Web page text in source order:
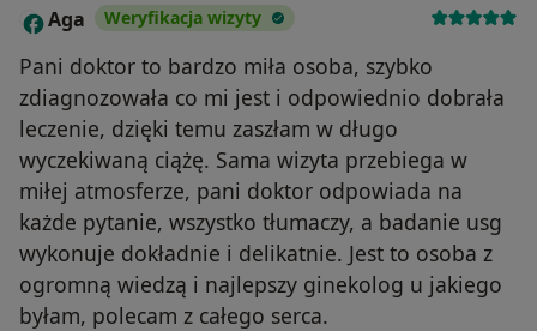
A Aga Weryfikacja wizyty
Pani doktor to bardzo miła osoba, szybko
zdiagnozowała co mi jest i odpowiednio dobrała
leczenie, dzięki temu zaszłam w długo
wyczekiwaną ciążę. Sama wizyta przebiega w
miłej atmosferze, pani doktor odpowiada na
każde pytanie, wszystko tłumaczy, a badanie usg
wykonuje dokładnie i delikatnie. Jest to osoba z
ogromną wiedzą i najlepszy ginekolog u jakiego
byłam, polecam z całego serca.